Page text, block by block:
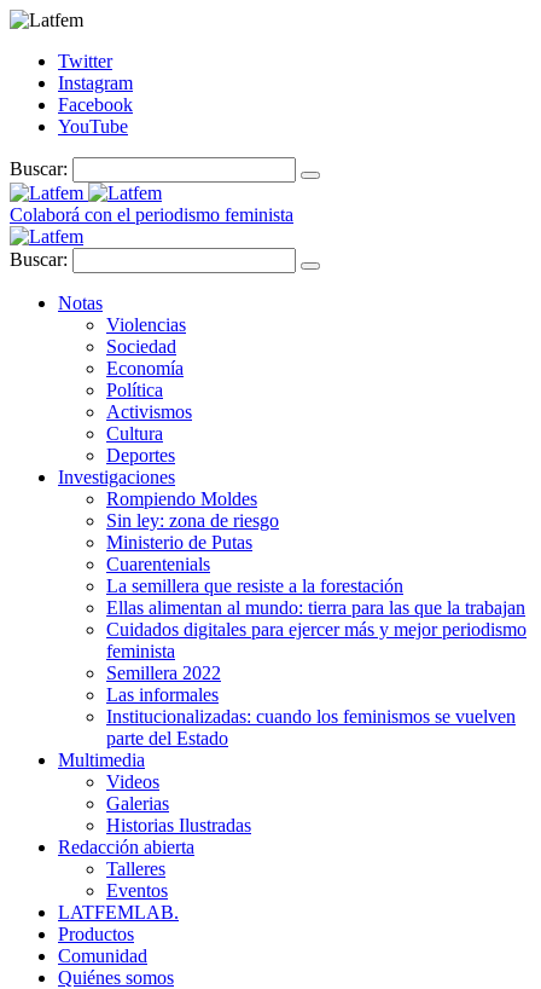
Twitter
Instagram
Facebook
YouTube
Buscar:
Colaborá con el periodismo feminista
Buscar:
Notas
Violencias
Sociedad
Economía
Política
Activismos
Cultura
Deportes
Investigaciones
Rompiendo Moldes
Sin ley: zona de riesgo
Ministerio de Putas
Cuarentenials
La semillera que resiste a la forestación
Ellas alimentan al mundo: tierra para las que la trabajan
Cuidados digitales para ejercer más y mejor periodismo
feminista
Semillera 2022
Las informales
Institucionalizadas: cuando los feminismos se vuelven
parte del Estado
Multimedia
Videos
Galerias
Historias Ilustradas
Redacción abierta
Talleres
Eventos
LATFEMLAB.
Productos
Comunidad
Quiénes somos